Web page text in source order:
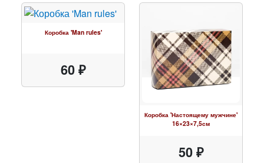
Коробка 'Man rules'
60 ₽
Коробка 'Настоящему мужчине'
16×23×7,5см
50 ₽